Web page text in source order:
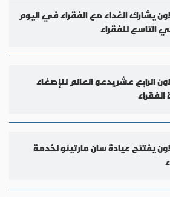
لاون يشارك الغداء مع الفقراء في اليوم
التاسع للفقراء
لاون الرابع عشر يدعو العالم للإصغاء
لاون يفتتح عيادة سان مارتينو لخدمة